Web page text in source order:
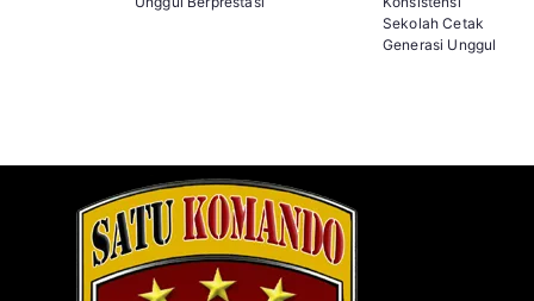
Sekolah Cetak
Generasi Unggul